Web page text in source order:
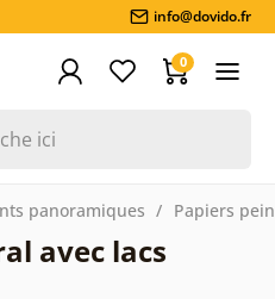
info@dovido.fr
0
panoramiques Papiers
avec lacs